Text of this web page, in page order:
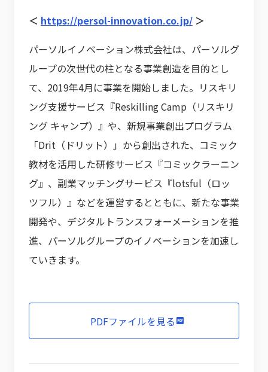
＜ https://persol-innovation.co.jp/ ＞
パーソルイノベーション株式会社は、パーソルグ
ループの次世代の柱となる事業創造を目的とし
て、2019年4月に事業を開始しました。リスキリ
ング支援サービス『Reskilling Camp（リスキリ
ング キャンプ）』や、新規事業創出プログラム
「Drit（ドリット）」から創出された、コミック
教材を活用した研修サービス『コミックラーニン
グ』、副業マッチングサービス『lotsful（ロッ
ツフル）』などを運営するとともに、新たな事業
開発や、デジタルトランスフォーメーションを推
進、パーソルグループのイノベーションを加速し
ていきます。
PDFファイルを見る